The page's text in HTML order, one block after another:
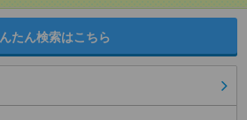
たん検索はこちら